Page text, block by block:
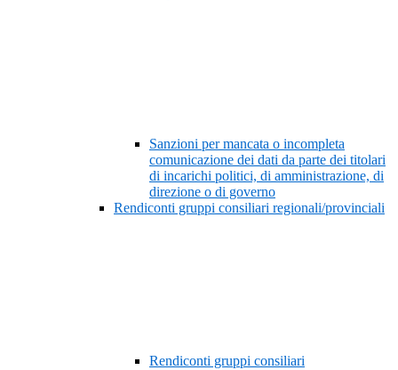
Sanzioni per mancata o incompleta
comunicazione dei dati da parte dei titolari
di incarichi politici, di amministrazione, di
direzione o di governo
Rendiconti gruppi consiliari regionali/provinciali
Rendiconti gruppi consiliari